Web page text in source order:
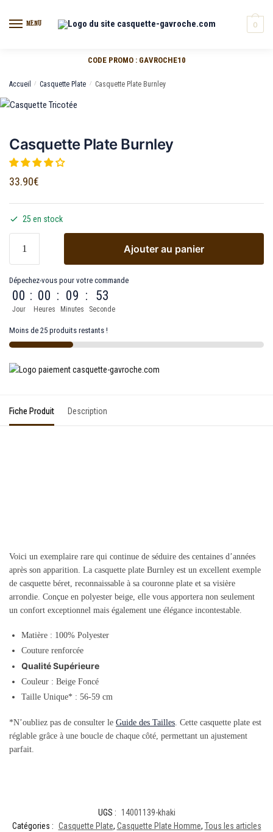
MENU 0
CODE PROMO : GAVROCHE10
Accueil / Casquette Plate / Casquette Plate Burnley
Casquette Plate Burnley
33.90€
25 en stock
Ajouter au panier
Dépechez-vous pour votre commande
00
Jour
: 00
Heures
: 09
Minutes
: 53
Seconde
Moins de 25 produits restants !
Fiche Produit Description
Voici un exemplaire rare qui continue de séduire des centaines d’années
après son apparition. La casquette plate Burnley est un excellent exemple
de casquette béret, reconnaissable à sa couronne plate et sa visière
arrondie. Conçue en polyester beige, elle vous apportera non seulement
un confort exceptionnel mais également une élégance incontestable.
Matière : 100% Polyester
Couture renforcée
Qualité Supérieure
Couleur : Beige Foncé
Taille Unique* : 56-59 cm
*N’oubliez pas de consulter le Guide des Tailles. Cette casquette plate est
réglable grâce à une boucle de chaque côté, permettant un ajustement
parfait.
UGS :
14001139-khaki
Catégories : Casquette Plate, Casquette Plate Homme, Tous les articles